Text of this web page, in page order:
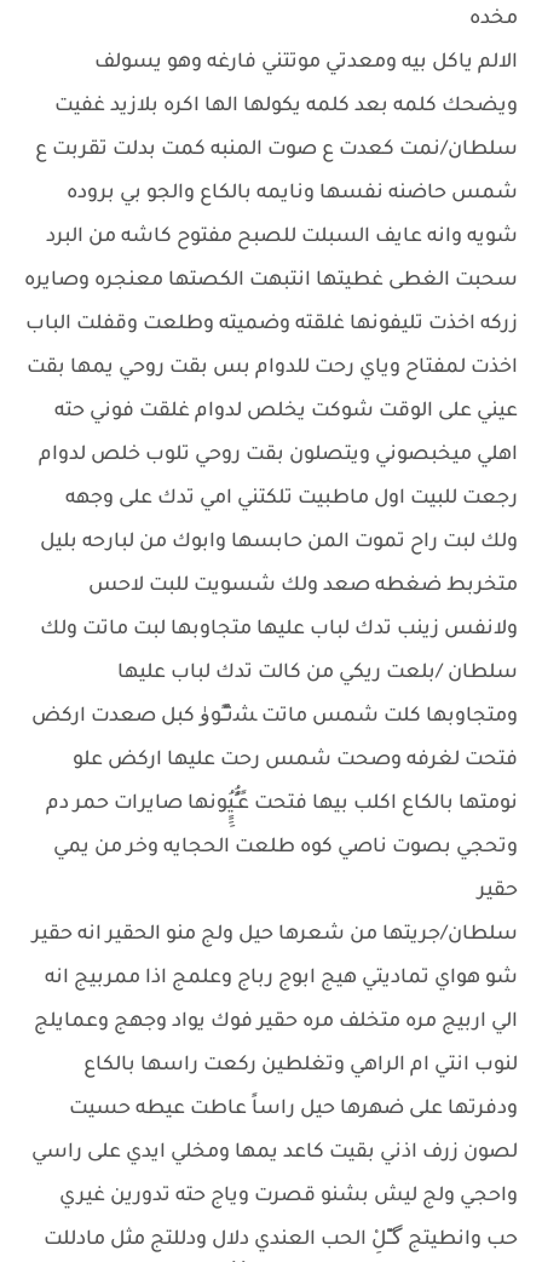
مخده
الالم ياكل بيه ومعدتي موتتني فارغه وهو يسولف
ويضحك كلمه بعد كلمه يكولها الها اكره بلازيد غفيت
سلطان/نمت كعدت ع صوت المنبه كمت بدلت تقربت ع
شمس حاضنه نفسها ونايمه بالكاع والجو بي بروده
شويه وانه عايف السبلت للصبح مفتوح كاشه من البرد
سحبت الغطى غطيتها انتبهت الكصتها معنجره وصايره
زركه اخذت تليفونها غلقته وضميته وطلعت وقفلت الباب
اخذت لمفتاح وياي رحت للدوام بس بقت روحي يمها بقت
عيني على الوقت شوكت يخلص لدوام غلقت فوني حته
اهلي ميخبصوني ويتصلون بقت روحي تلوب خلص لدوام
رجعت للبيت اول ماطبيت تلكتني امي تدك على وجهه
ولك لبت راح تموت المن حابسها وابوك من لبارحه بليل
متخربط ضغطه صعد ولك شسويت للبت لاحس
ولانفس زينب تدك لباب عليها متجاوبها لبت ماتت ولك
سلطان /بلعت ريكي من كالت تدك لباب عليها
ومتجاوبها كلت شمس ماتت ﺸنـٌٍـٍوﯛ كبل صعدت اركض
فتحت لغرفه وصحت شمس رحت عليها اركض علو
نومتها بالكاع اكلب بيها فتحت عًـٍُُيُِِِِونها صايرات حمر دم
وتحجي بصوت ناصي كوه طلعت الحجايه وخر من يمي
حقير
سلطان/جريتها من شعرها حيل ولج منو الحقير انه حقير
شو هواي تماديتي هيج ابوج رباج وعلمج اذا ممربيج انه
الي اربيج مره متخلف مره حقير فوك يواد وجهج وعمايلج
لنوب انتي ام الراهي وتغلطين ركعت راسها بالكاع
ودفرتها على ضهرها حيل راساً عاطت عيطه حسيت
لصون زرف اذني بقيت كاعد يمها ومخلي ايدي على راسي
واحجي ولج ليش بشنو قصرت وياج حته تدورين غيري
حب وانطيتج گـِْـِْلِْ الحب العندي دلال ودللتج مثل مادللت